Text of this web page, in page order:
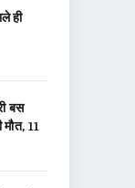
ही
बस
11